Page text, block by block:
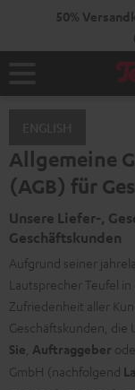
Allgemeine
(AGB) für
Unsere Liefer-,
Geschäftskunden
Aufgrund seiner
Lautsprecher Teufel
Zufriedenheit aller
Geschäftskunden, die
Sie Auftraggeber
GmbH (nachfolgend